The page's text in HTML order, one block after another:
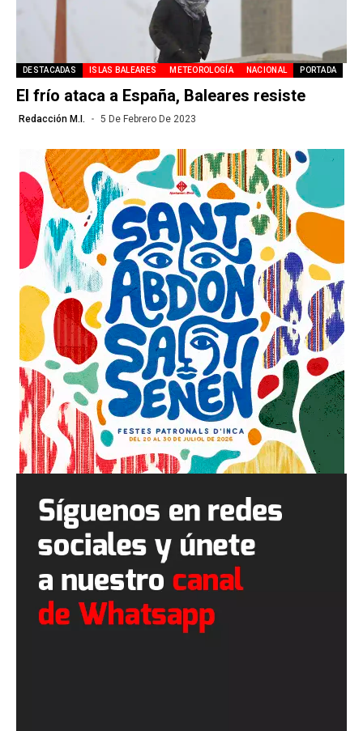
DESTACADAS ISLAS BALEARES METEOROLOGÍA NACIONAL PORTADA
El frío ataca a España, Baleares resiste
Redacción M.I. 5 De Febrero De 2023